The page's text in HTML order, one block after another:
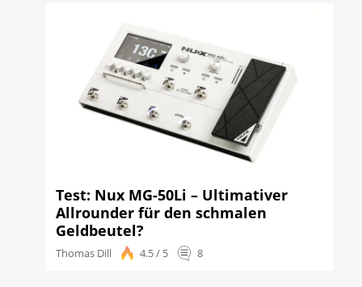
Test: Nux MG-50Li – Ultimativer
Allrounder für den schmalen
Geldbeutel?
Thomas Dill 4.5 / 5 8